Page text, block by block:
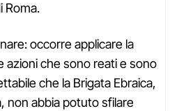
Roma.
occorre applicare la
azioni che sono reati e sono
che la Brigata Ebraica,
non abbia potuto sfilare